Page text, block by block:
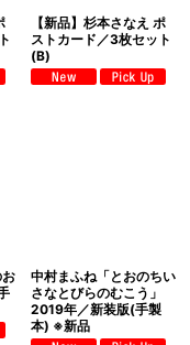
【新品】杉本さなえ ポ
ストカード／3枚セット
(B)
中村まふね「とおのちい
さなとびらのむこう」
2019年／新装版(手製
本) ※新品